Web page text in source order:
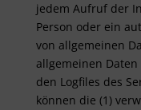
jedem Aufruf der
Person oder ein
von allgemeinen
allgemeinen
den Logfiles des
können die (1)